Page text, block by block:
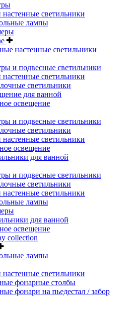
настенные светильники
лампы
настенные светильники
и подвесные светильники
настенные светильники
светильники
для ванной
освещение
и подвесные светильники
светильники
настенные светильники
освещение
для ванной
и подвесные светильники
светильники
настенные светильники
лампы
для ванной
освещение
collection
лампы
настенные светильники
фонарные столбы
фонари на пьедестал / забор